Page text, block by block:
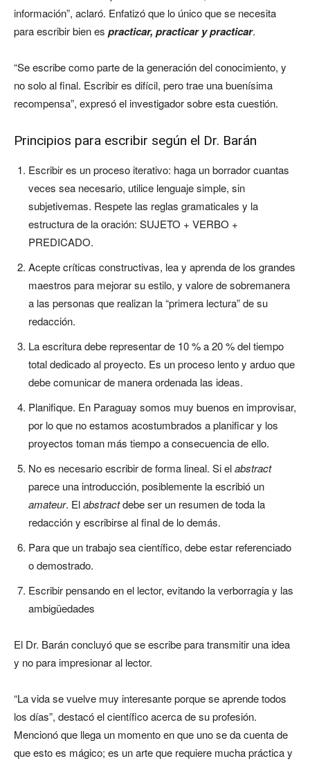
información”, aclaró. Enfatizó que lo único que se necesita
para escribir bien es practicar, practicar y practicar.
“Se escribe como parte de la generación del conocimiento, y
no solo al final. Escribir es difícil, pero trae una buenísima
recompensa”, expresó el investigador sobre esta cuestión.
Principios para escribir según el Dr. Barán
Escribir es un proceso iterativo: haga un borrador cuantas
veces sea necesario, utilice lenguaje simple, sin
subjetivemas. Respete las reglas gramaticales y la
estructura de la oración: SUJETO + VERBO +
PREDICADO.
Acepte críticas constructivas, lea y aprenda de los grandes
maestros para mejorar su estilo, y valore de sobremanera
a las personas que realizan la “primera lectura” de su
redacción.
La escritura debe representar de 10 % a 20 % del tiempo
total dedicado al proyecto. Es un proceso lento y arduo que
debe comunicar de manera ordenada las ideas.
Planifique. En Paraguay somos muy buenos en improvisar,
por lo que no estamos acostumbrados a planificar y los
proyectos toman más tiempo a consecuencia de ello.
No es necesario escribir de forma lineal. Si elabstract
parece una introducción, posiblemente la escribió un
amateur. Elabstractdebe ser un resumen de toda la
redacción y escribirse al final de lo demás.
Para que un trabajo sea científico, debe estar referenciado
o demostrado.
Escribir pensando en el lector, evitando la verborragia y las
ambigüedades
El Dr. Barán concluyó que se escribe para transmitir una idea
y no para impresionar al lector.
“La vida se vuelve muy interesante porque se aprende todos
los días”, destacó el científico acerca de su profesión.
Mencionó que llega un momento en que uno se da cuenta de
que esto es mágico; es un arte que requiere mucha práctica y